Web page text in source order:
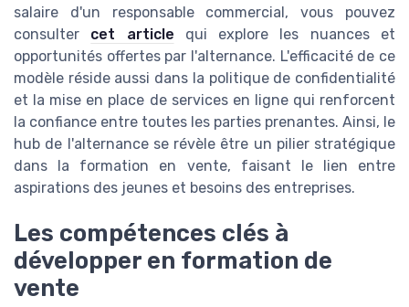
salaire d'un responsable commercial, vous pouvez
consulter cet article qui explore les nuances et
opportunités offertes par l'alternance. L'efficacité de ce
modèle réside aussi dans la politique de confidentialité
et la mise en place de services en ligne qui renforcent
la confiance entre toutes les parties prenantes. Ainsi, le
hub de l'alternance se révèle être un pilier stratégique
dans la formation en vente, faisant le lien entre
aspirations des jeunes et besoins des entreprises.
Les compétences clés à
développer en formation de
vente